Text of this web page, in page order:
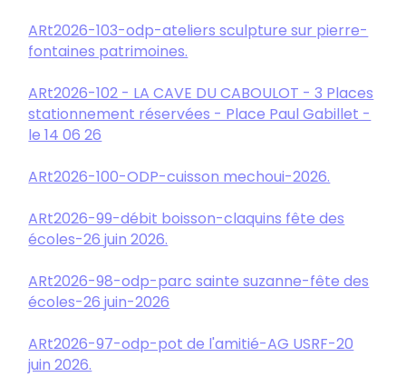
ARt2026-103-odp-ateliers sculpture sur pierre-
fontaines patrimoines.
ARt2026-102 - LA CAVE DU CABOULOT - 3 Places
stationnement réservées - Place Paul Gabillet -
le 14 06 26
ARt2026-100-ODP-cuisson mechoui-2026.
ARt2026-99-débit boisson-claquins fête des
écoles-26 juin 2026.
ARt2026-98-odp-parc sainte suzanne-fête des
écoles-26 juin-2026
ARt2026-97-odp-pot de l'amitié-AG USRF-20
juin 2026.